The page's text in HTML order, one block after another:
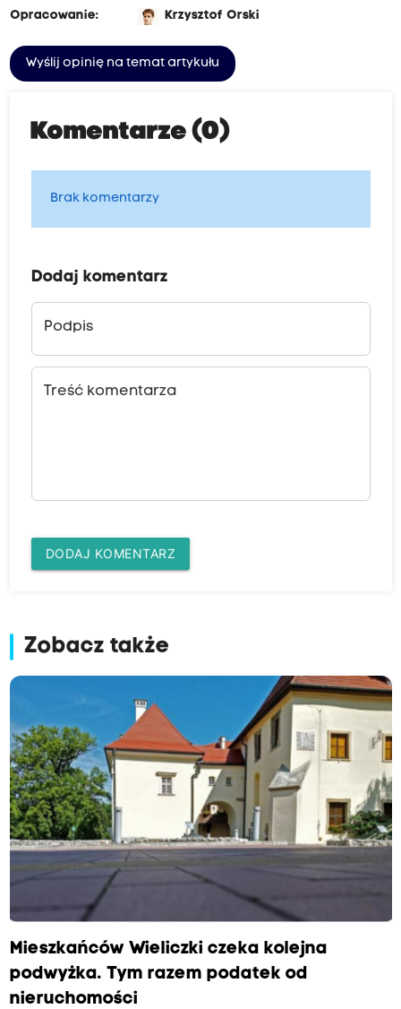
Opracowanie:
Krzysztof Orski
Wyślij opinię na temat artykułu
Komentarze (0)
Brak komentarzy
Dodaj komentarz
Podpis
Treść komentarza
DODAJ KOMENTARZ
Zobacz także
Mieszkańców Wieliczki czeka kolejna
podwyżka. Tym razem podatek od
nieruchomości